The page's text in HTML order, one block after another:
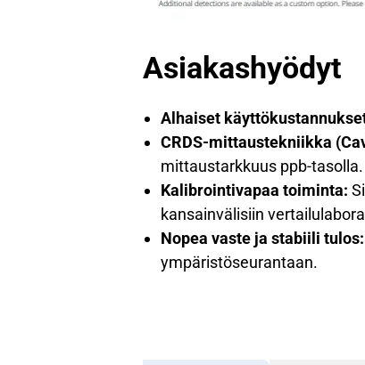
Asiakashyödyt
Alhaiset
CRDS-mittaustekniikka
mittaustarkkuus ppb-tasolla.
Kalibrointivapaa toiminta:
kansainvälisiin
Nopea vaste ja stabiili tulos:
ympäristöseurantaan.